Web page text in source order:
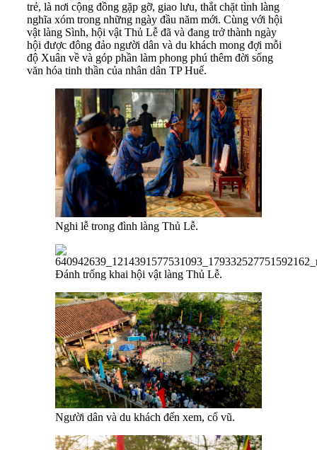
trẻ, là nơi cộng đồng gặp gỡ, giao lưu, thắt chặt tình làng
nghĩa xóm trong những ngày đầu năm mới. Cùng với hội
vật làng Sình, hội vật Thủ Lễ đã và đang trở thành ngày
hội được đông đảo người dân và du khách mong đợi mỗi
độ Xuân về và góp phần làm phong phú thêm đời sống
văn hóa tinh thần của nhân dân TP Huế.
Nghi lễ trong đình làng Thủ Lễ.
Đánh trống khai hội vật làng Thủ Lễ.
Người dân và du khách đến xem, cổ vũ.